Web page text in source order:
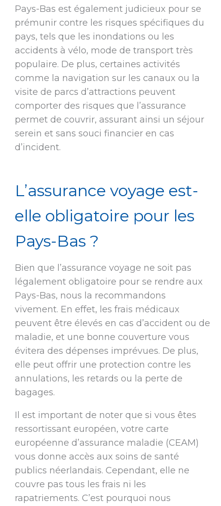
Pays-Bas est également judicieux pour se
prémunir contre les risques spécifiques du
pays, tels que les inondations ou les
accidents à vélo, mode de transport très
populaire. De plus, certaines activités
comme la navigation sur les canaux ou la
visite de parcs d’attractions peuvent
comporter des risques que l’assurance
permet de couvrir, assurant ainsi un séjour
serein et sans souci financier en cas
d’incident.
L’assurance voyage est-
elle obligatoire pour les
Pays-Bas ?
Bien que l’assurance voyage ne soit pas
légalement obligatoire pour se rendre aux
Pays-Bas, nous la recommandons
vivement. En effet, les frais médicaux
peuvent être élevés en cas d’accident ou de
maladie, et une bonne couverture vous
évitera des dépenses imprévues. De plus,
elle peut offrir une protection contre les
annulations, les retards ou la perte de
bagages.
Il est important de noter que si vous êtes
ressortissant européen, votre carte
européenne d’assurance maladie (CEAM)
vous donne accès aux soins de santé
publics néerlandais. Cependant, elle ne
couvre pas tous les frais ni les
rapatriements. C’est pourquoi nous